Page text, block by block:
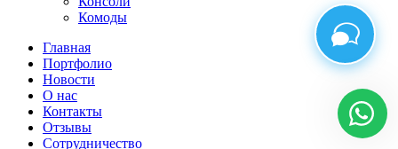
Комоды
Главная
Портфолио
Новости
О нас
Контакты
Отзывы
Сотрудничество